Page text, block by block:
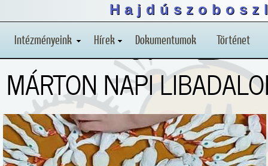
Intézményeink Hírek Dokumentumok Történet
MÁRTON NAPI